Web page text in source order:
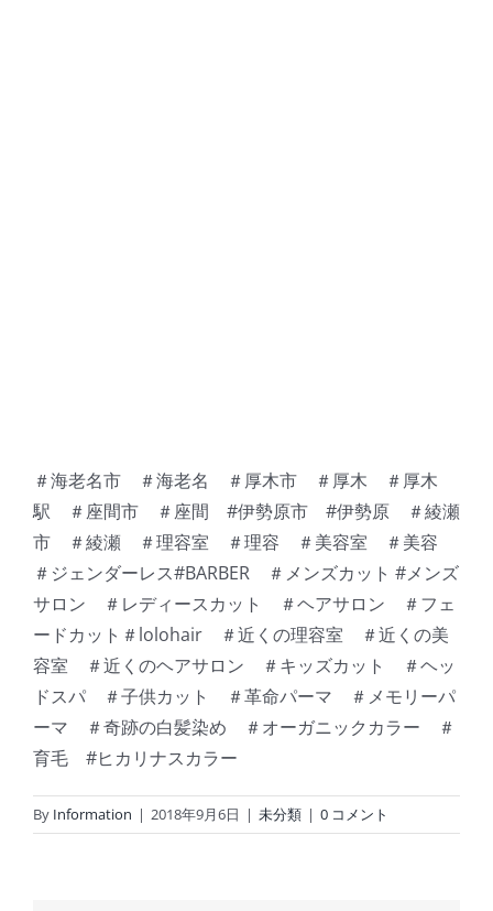
＃海老名市 ＃海老名 ＃厚木市 ＃厚木 ＃厚木
駅 ＃座間市 ＃座間 #伊勢原市 #伊勢原 ＃綾瀬
市 ＃綾瀬 ＃理容室 ＃理容 ＃美容室 ＃美容
＃ジェンダーレス#BARBER ＃メンズカット #メンズ
サロン ＃レディースカット ＃ヘアサロン ＃フェ
ードカット＃lolohair ＃近くの理容室 ＃近くの美
容室 ＃近くのヘアサロン ＃キッズカット ＃ヘッ
ドスパ ＃子供カット ＃革命パーマ ＃メモリーパ
ーマ ＃奇跡の白髪染め ＃オーガニックカラー ＃
育毛 #ヒカリナスカラー
By Information | 2018年9月6日 | 未分類 | 0 コメント